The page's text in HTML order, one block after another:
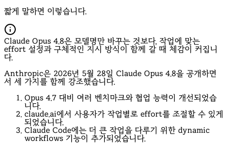
짧게 말하면 이렇습니다.
Claude Opus 4.8은 모델명만 바꾸는 것보다, 작업에 맞는
effort 설정과 구체적인 지시 방식이 함께 갈 때 체감이 커집니
다.
Anthropic은 2026년 5월 28일 Claude Opus 4.8을 공개하면
서 세 가지를 함께 강조했습니다.
Opus 4.7 대비 여러 벤치마크와 협업 능력이 개선되었습
니다.
claude.ai에서 사용자가 작업별로 effort를 조절할 수 있게
되었습니다.
Claude Code에는 더 큰 작업을 다루기 위한 dynamic
workflows 기능이 추가되었습니다.